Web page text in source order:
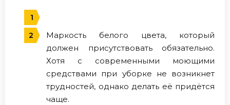
Маркость белого цвета, который
должен присутствовать обязательно.
Хотя с современными моющими
средствами при уборке не возникнет
трудностей, однако делать её придётся
чаще.